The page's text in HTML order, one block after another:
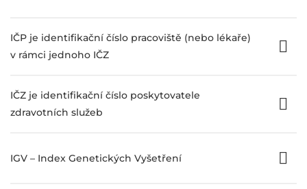
IČP je identifikační číslo pracoviště (nebo lékaře)
v rámci jednoho IČZ
IČZ je identifikační číslo poskytovatele
zdravotních služeb
IGV – Index Genetických Vyšetření